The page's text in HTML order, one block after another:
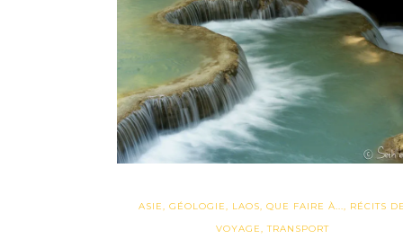
ASIE, GÉOLOGIE, LAOS, QUE FAIRE À..., RÉCITS
VOYAGE,TRANSPORT